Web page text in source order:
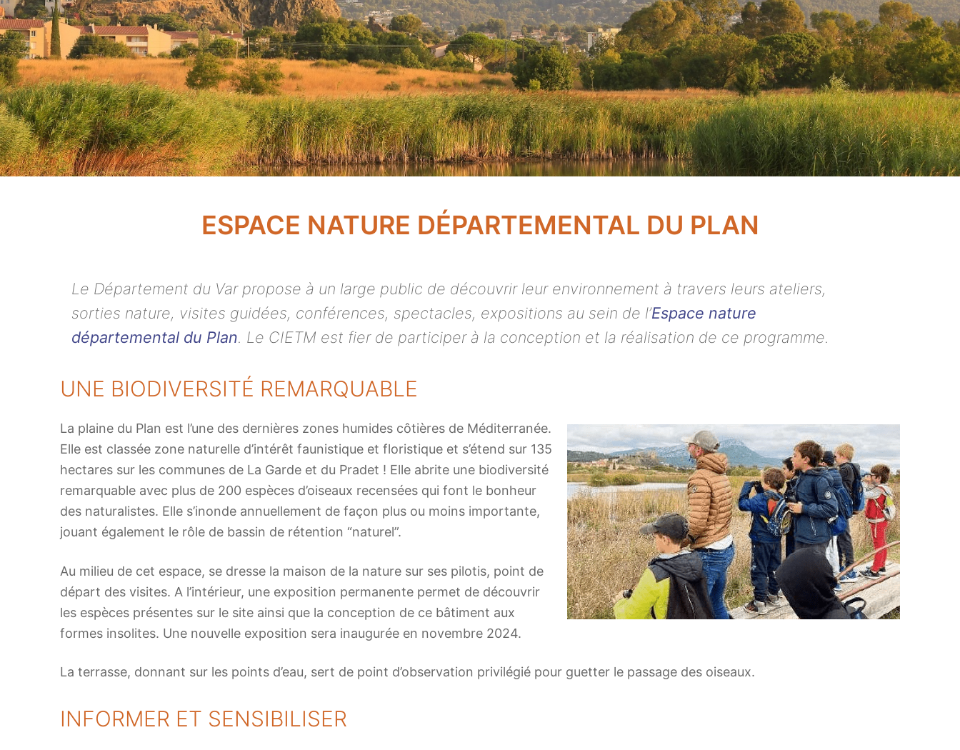
ESPACE NATURE DÉPARTEMENTAL DU PLAN
Le Département du Var propose à un large public de découvrir leur environnement à travers leurs ateliers,
sorties nature, visites guidées, conférences, spectacles, expositions au sein de l’Espace nature
départemental du Plan. Le CIETM est fier de participer à la conception et la réalisation de ce programme.
UNE BIODIVERSITÉ REMARQUABLE
La plaine du Plan est l’une des dernières zones humides côtières de Méditerranée.
Elle est classée zone naturelle d’intérêt faunistique et floristique et s’étend sur 135
hectares sur les communes de La Garde et du Pradet ! Elle abrite une biodiversité
remarquable avec plus de 200 espèces d’oiseaux recensées qui font le bonheur
des naturalistes. Elle s’inonde annuellement de façon plus ou moins importante,
jouant également le rôle de bassin de rétention “naturel”.
Au milieu de cet espace, se dresse la maison de la nature sur ses pilotis, point de
départ des visites. A l’intérieur, une exposition permanente permet de découvrir
les espèces présentes sur le site ainsi que la conception de ce bâtiment aux
formes insolites. Une nouvelle exposition sera inaugurée en novembre 2024.
La terrasse, donnant sur les points d’eau, sert de point d’observation privilégié pour guetter le passage des oiseaux.
INFORMER ET SENSIBILISER